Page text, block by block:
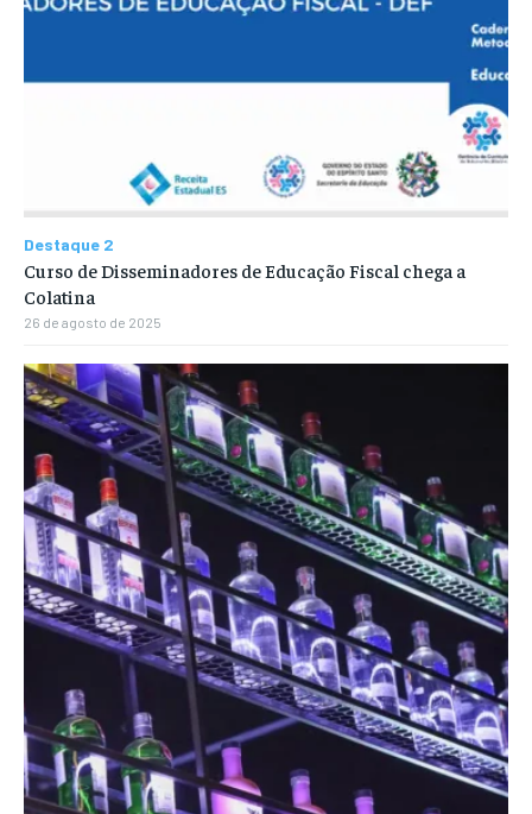
Destaque 2
Curso de Disseminadores de Educação Fiscal chega a
Colatina
26 de agosto de 2025